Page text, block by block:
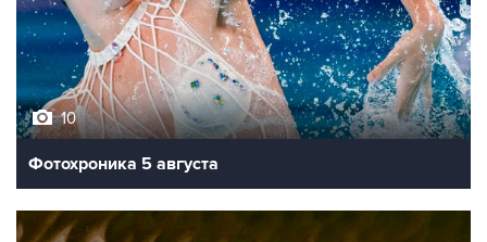
10
Фотохроника 5 августа